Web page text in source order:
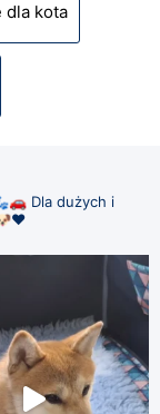
dla kota
Dla dużych i